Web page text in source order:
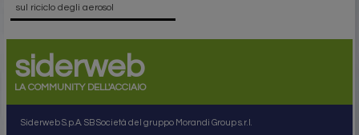
sul riciclo degli aerosol
siderweb
LA COMMUNITY DELL'ACCIAIO
Siderweb S.p.A. SB Società del gruppo Morandi Group s.r.l.